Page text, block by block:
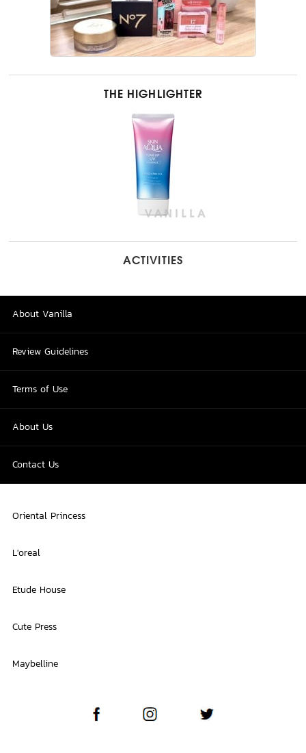
THE HIGHLIGHTER
ACTIVITIES
About Vanilla
Review Guidelines
Terms of Use
About Us
Contact Us
Oriental Princess
L'oreal
Etude House
Cute Press
Maybelline